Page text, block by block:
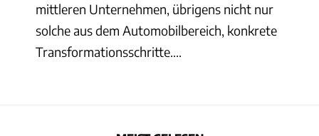
mittleren Unternehmen, übrigens nicht nur
solche aus dem Automobilbereich, konkrete
Transformationsschritte....